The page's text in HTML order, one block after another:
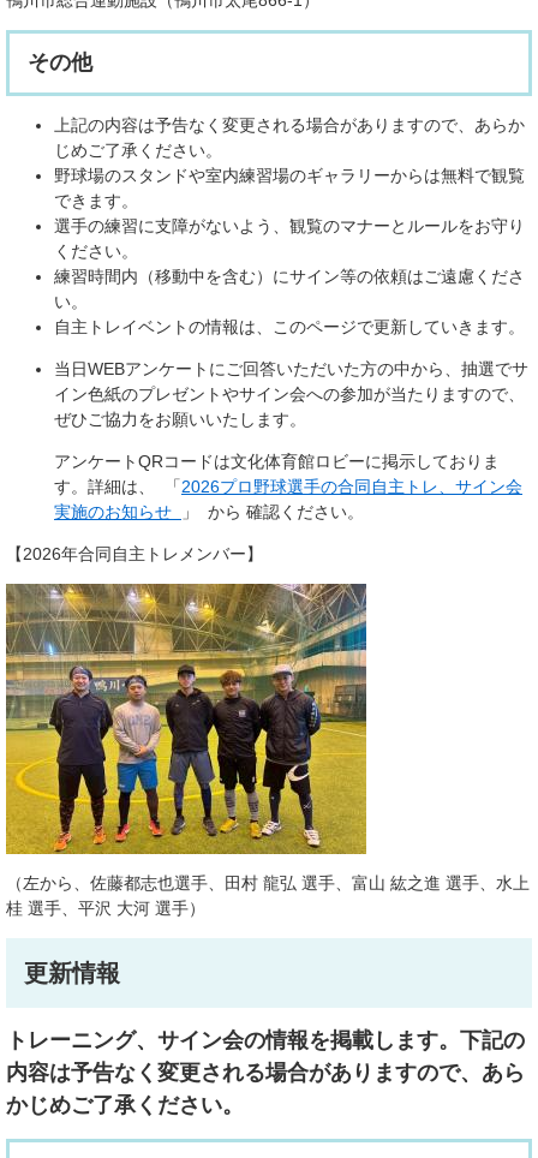
その他
上記の内容は予告なく変更される場合がありますので、あらか
じめご了承ください。
野球場のスタンドや室内練習場のギャラリーからは無料で観覧
できます。
選手の練習に支障がないよう、観覧のマナーとルールをお守り
ください。
練習時間内（移動中を含む）にサイン等の依頼はご遠慮くださ
い。
自主トレイベントの情報は、このページで更新していきます。
当日WEBアンケートにご回答いただいた方の中から、抽選でサ
イン色紙のプレゼントやサイン会への参加が当たりますので、
ぜひご協力をお願いいたします。
アンケートQRコードは文化体育館ロビーに掲示しておりま
す。詳細は、 「2026プロ野球選手の合同自主トレ、サイン会
実施のお知らせ
」 から 確認ください。
【2026年合同自主トレメンバー】
（左から、佐藤都志也選手、田村 龍弘 選手、富山 紘之進 選手、水上
桂 選手、平沢 大河 選手）
更新情報
トレーニング、サイン会の情報を掲載します。下記の
内容は予告なく変更される場合がありますので、あら
かじめご了承ください。